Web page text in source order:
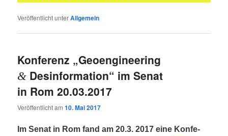
Veröffentlicht unterAllgemein
Konferenz „Geoengineering
& Desinformation“ im Senat
in Rom 20.03.2017
Veröffentlicht am10. Mai 2017
Im Senat in Rom fand am 20.3. 2017 eine Kon­fe­